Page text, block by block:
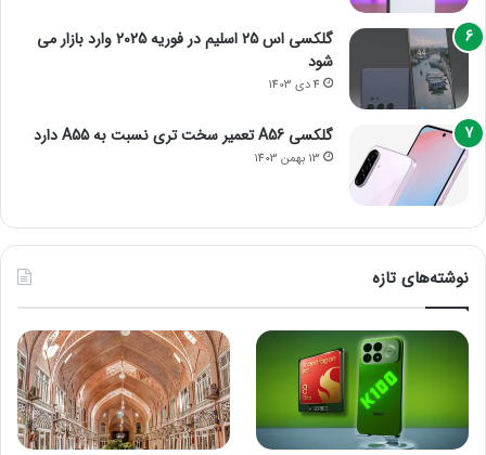
گلکسی اس 25 اسلیم در فوریه 2025 وارد بازار می
شود
4 دی 1403
گلکسی A56 تعمیر سخت تری نسبت به A55 دارد
13 بهمن 1403
نوشته‌های تازه